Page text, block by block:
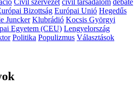
Civil szervezet civil társadalom debate
Bizottság Európai Unió Hegedűs
Juncker Klubrádió Kocsis Györgyi
Egyetem (CEU) Lengyelország
Politika Populizmus Választások